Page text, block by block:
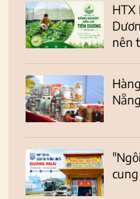
HTX
nên